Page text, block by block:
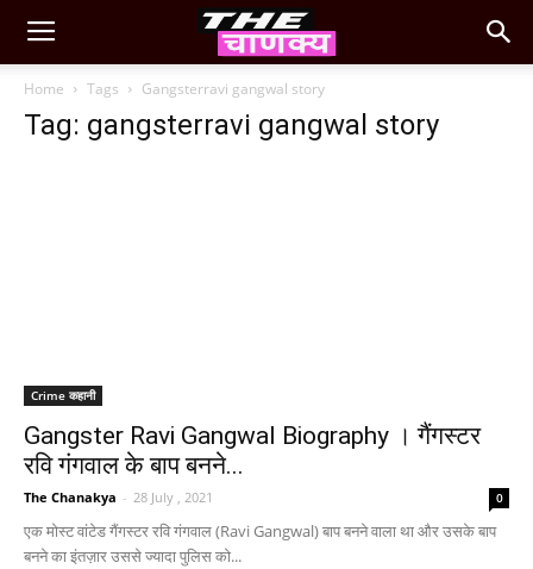
Home Tags Gangsterravi gangwal story
Tag: gangsterravi gangwal story
Crime कहानी
Gangster Ravi Gangwal Biography । गैंगस्टर
रवि गंगवाल के बाप बनने...
The Chanakya - 28 July , 2021 0
एक मोस्ट वांटेड गैंगस्टर रवि गंगवाल (Ravi Gangwal) बाप बनने वाला था और उसके बाप
बनने का इंतज़ार उससे ज्यादा पुलिस को...